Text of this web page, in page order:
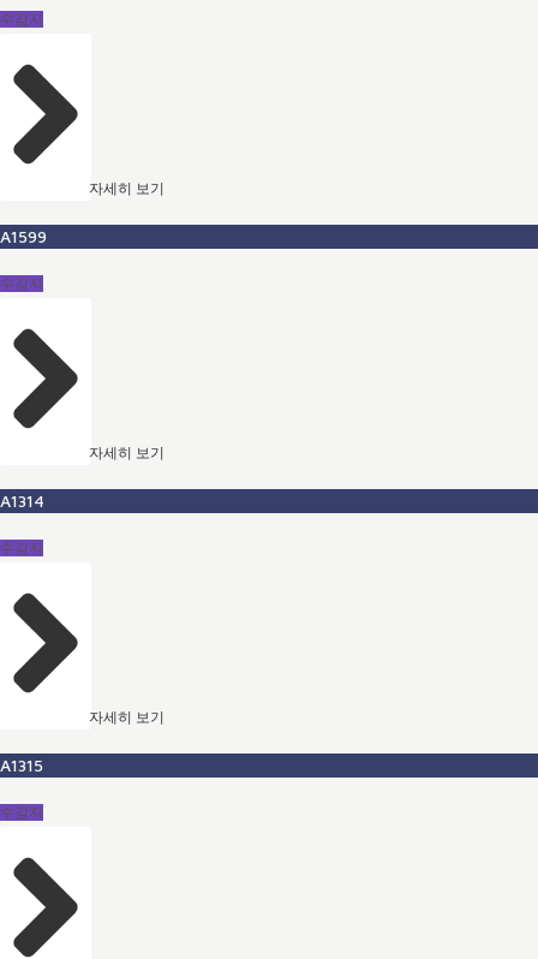
수감자
자세히 보기
A1599
수감자
자세히 보기
A1314
수감자
자세히 보기
A1315
수감자